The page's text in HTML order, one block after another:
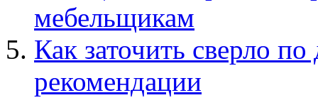
мебельщикам
Как заточить сверло
рекомендации